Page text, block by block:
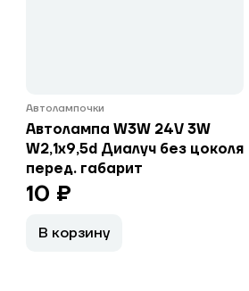
Автолампочки
Автолампа W3W 24V 3W
W2,1x9,5d Диалуч без цоколя
перед. габарит
10 ₽
В корзину